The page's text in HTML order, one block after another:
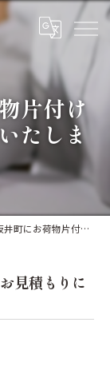
片付け
たしま
付けのお見積もりにお伺いいたしました。
見積もりに